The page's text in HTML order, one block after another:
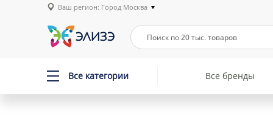
Ваш регион: Город Москва
Все категории Все бренды